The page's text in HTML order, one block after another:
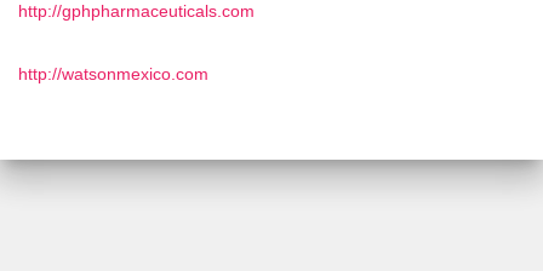
http://gphpharmaceuticals.com
http://watsonmexico.com